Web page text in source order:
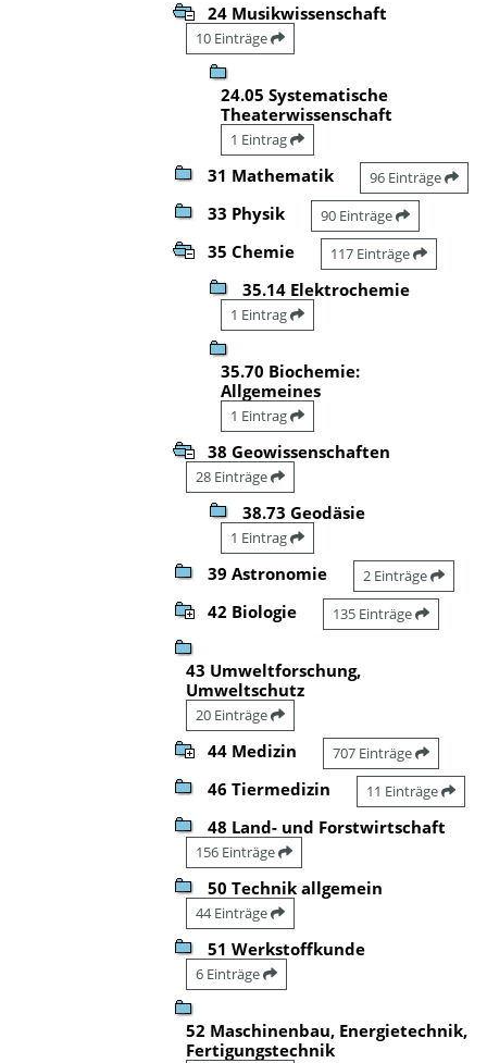
24 Musikwissenschaft
10 Einträge
24.05 Systematische
Theaterwissenschaft
1 Eintrag
31 Mathematik 96 Einträge
33 Physik 90 Einträge
35 Chemie 117 Einträge
35.14 Elektrochemie
1 Eintrag
35.70 Biochemie:
Allgemeines
1 Eintrag
38 Geowissenschaften
28 Einträge
38.73 Geodäsie
1 Eintrag
39 Astronomie 2 Einträge
42 Biologie 135 Einträge
43 Umweltforschung,
Umweltschutz
20 Einträge
44 Medizin 707 Einträge
46 Tiermedizin 11 Einträge
48 Land- und Forstwirtschaft
156 Einträge
50 Technik allgemein
44 Einträge
51 Werkstoffkunde
6 Einträge
52 Maschinenbau, Energietechnik,
Fertigungstechnik